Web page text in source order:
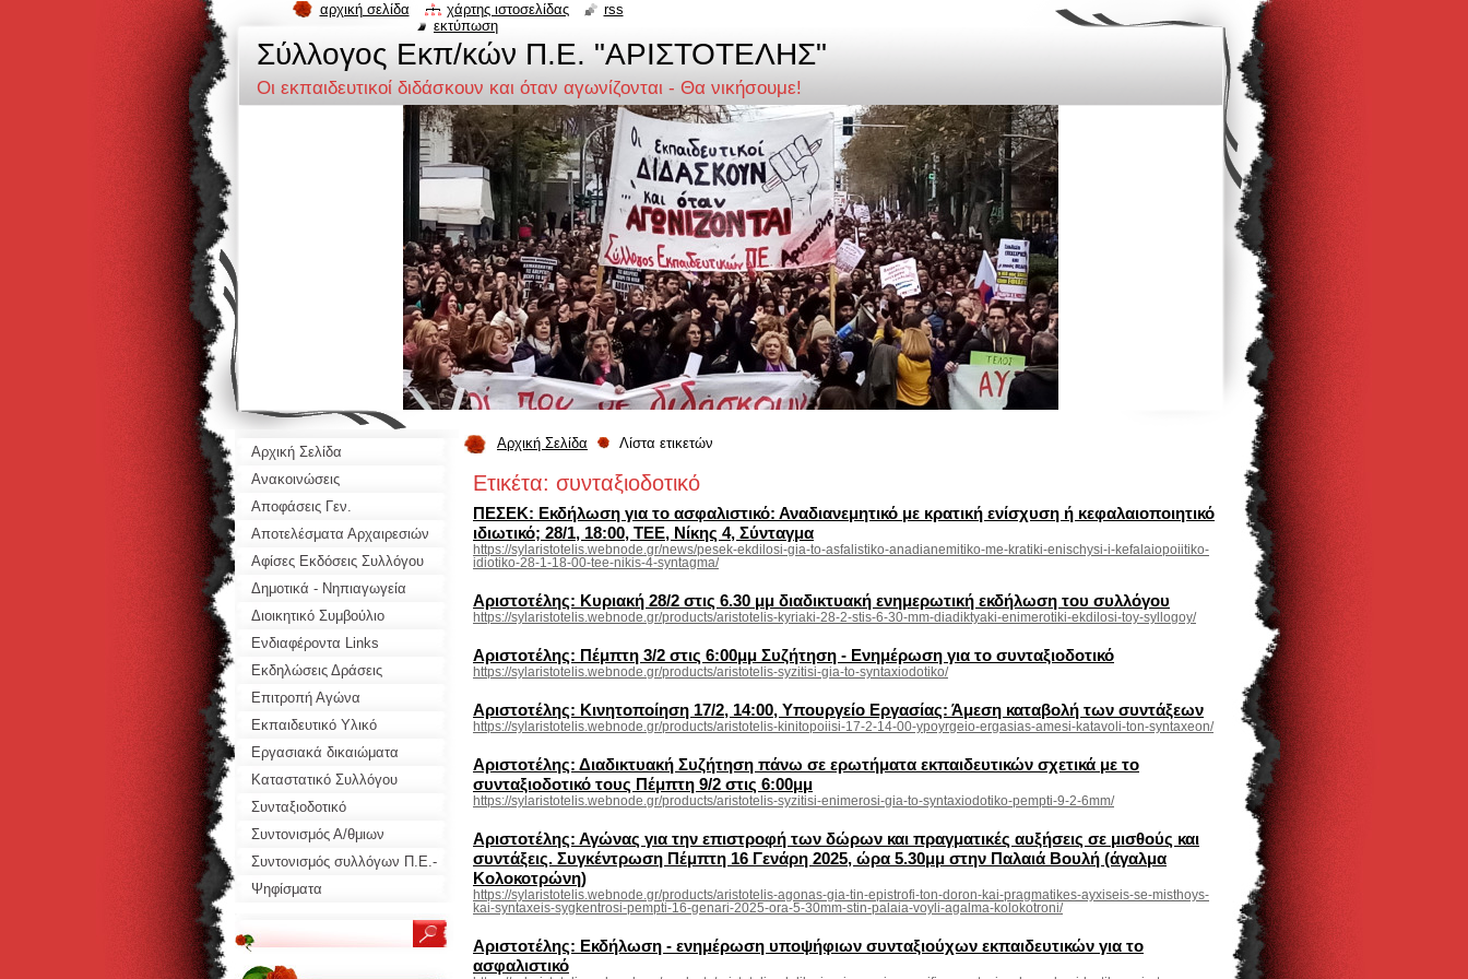
Σύλλογος Eκπ/κών Π.Ε. "ΑΡΙΣΤΟΤΕΛΗΣ"
Οι εκπαιδευτικοί διδάσκουν και όταν αγωνίζονται - Θα νικήσουμε!
Αρχική Σελίδα Λίστα ετικετών
Ετικέτα: συνταξιοδοτικό
ΠΕΣΕΚ: Εκδήλωση για το ασφαλιστικό: Αναδιανεμητικό με κρατική ενίσχυση ή κεφαλαιοποιητικό
ιδιωτικό; 28/1, 18:00, ΤΕΕ, Νίκης 4, Σύνταγμα
https://sylaristotelis.webnode.gr/news/pesek-ekdilosi-gia-to-asfalistiko-anadianemitiko-me-kratiki-enischysi-i-kefalaiopoiitiko-
idiotiko-28-1-18-00-tee-nikis-4-syntagma/
Αριστοτέλης: Κυριακή 28/2 στις 6.30 μμ διαδικτυακή ενημερωτική εκδήλωση του συλλόγου
https://sylaristotelis.webnode.gr/products/aristotelis-kyriaki-28-2-stis-6-30-mm-diadiktyaki-enimerotiki-ekdilosi-toy-syllogoy/
Αριστοτέλης: Πέμπτη 3/2 στις 6:00μμ Συζήτηση - Ενημέρωση για το συνταξιοδοτικό
https://sylaristotelis.webnode.gr/products/aristotelis-syzitisi-gia-to-syntaxiodotiko/
Αριστοτέλης: Κινητοποίηση 17/2, 14:00, Υπουργείο Εργασίας: Άμεση καταβολή των συντάξεων
https://sylaristotelis.webnode.gr/products/aristotelis-kinitopoiisi-17-2-14-00-ypoyrgeio-ergasias-amesi-katavoli-ton-syntaxeon/
Αριστοτέλης: Διαδικτυακή Συζήτηση πάνω σε ερωτήματα εκπαιδευτικών σχετικά με το
συνταξιοδοτικό τους Πέμπτη 9/2 στις 6:00μμ
https://sylaristotelis.webnode.gr/products/aristotelis-syzitisi-enimerosi-gia-to-syntaxiodotiko-pempti-9-2-6mm/
Αριστοτέλης: Αγώνας για την επιστροφή των δώρων και πραγματικές αυξήσεις σε μισθούς και
συντάξεις. Συγκέντρωση Πέμπτη 16 Γενάρη 2025, ώρα 5.30μμ στην Παλαιά Βουλή (άγαλμα
Κολοκοτρώνη)
https://sylaristotelis.webnode.gr/products/aristotelis-agonas-gia-tin-epistrofi-ton-doron-kai-pragmatikes-ayxiseis-se-misthoys-
kai-syntaxeis-sygkentrosi-pempti-16-genari-2025-ora-5-30mm-stin-palaia-voyli-agalma-kolokotroni/
Αριστοτέλης: Εκδήλωση - ενημέρωση υποψήφιων συνταξιούχων εκπαιδευτικών για το
ασφαλιστικό
Αρχική Σελίδα
Ανακοινώσεις
Αποφάσεις Γεν.
Συνελεύσεων
Αποτελέσματα Αρχαιρεσιών
Αφίσες Εκδόσεις Συλλόγου
Δημοτικά - Νηπιαγωγεία
Διοικητικό Συμβούλιο
Ενδιαφέροντα Links
Συλλόγων
Εκδηλώσεις Δράσεις
Συλλόγου
Επιτροπή Αγώνα
Εκπαιδευτικό Υλικό
Προτάσεις
Εργασιακά δικαιώματα
Καταστατικό Συλλόγου
Συνταξιοδοτικό
Συντονισμός Α/θμιων
Σωματείων
Συντονισμός συλλόγων Π.Ε.-
ΕΛΜΕ
Ψηφίσματα
αρχική σελίδα χάρτης ιστοσελίδας
rss
εκτύπωση